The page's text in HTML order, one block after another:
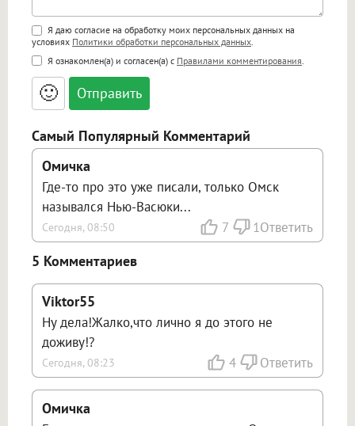
Поддержка HTML
<b>, <strong>, <u>, <i>, <em>, <s>, <big>,
<small>, <sup>, <sub>, <pre>, <ul>, <ol>, <li>,
<blockquote>, <code> экранирует HTML,
адреса URL автоматически становятся
ссылками, и [img]адрес[/img] будет
Я даю согласие на обработку моих персональных данных на
условиях Политики обработки персональных данных
Я ознакомлен(а) и согласен(а) с Правилами комментирования
🙂
Самый Популярный Комментарий
Омичка
Где-то про это уже писали, только Омск
назывался Нью-Васюки...
Сегодня, 08:50 7 1Ответить
5 Комментариев
Viktor55
Ну дела!Жалко,что лично я до этого не
доживу!?
Сегодня, 08:23 4 Ответить
Омичка